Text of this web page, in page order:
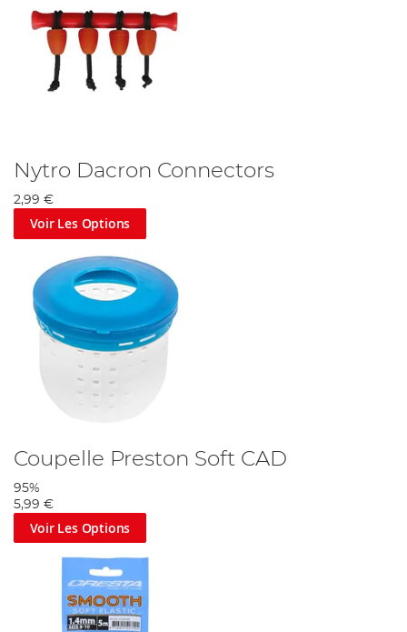
Nytro Dacron Connectors
2,99 €
Voir Les Options
Coupelle Preston Soft CAD
95%
5,99 €
Voir Les Options